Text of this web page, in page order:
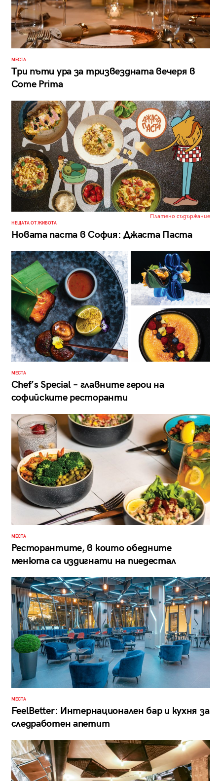
МЕСТА
Три пъти ура за тризвездната вечеря в
Come Prima
Платено съдържание
НЕЩАТА ОТ ЖИВОТА
Новата паста в София: Джаста Паста
МЕСТА
Chef’s Special – главните герои на
софийските ресторанти
МЕСТА
Ресторантите, в които обедните
менюта са издигнати на пиедестал
МЕСТА
FeelBetter: Интернационален бар и кухня за
следработен апетит